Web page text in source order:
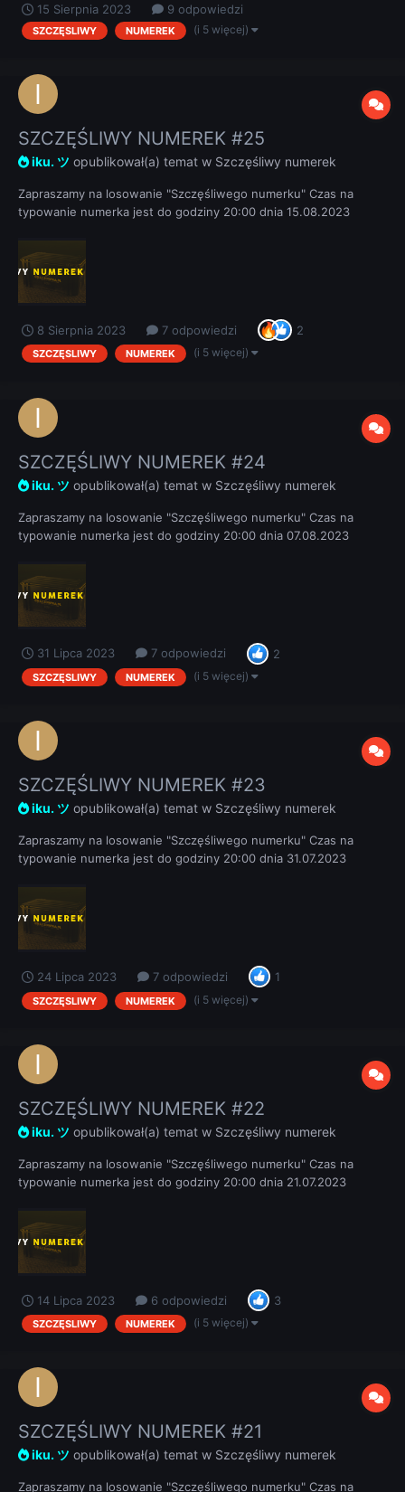
15 Sierpnia 2023 9 odpowiedzi
SZCZĘSLIWY NUMEREK (i 5 więcej)
SZCZĘŚLIWY NUMEREK #25
iku. ツ opublikował(a) temat w Szczęśliwy numerek
Zapraszamy na losowanie "Szczęśliwego numerku" Czas na
typowanie numerka jest do godziny 20:00 dnia 15.08.2023
8 Sierpnia 2023 7 odpowiedzi 2
SZCZĘSLIWY NUMEREK (i 5 więcej)
SZCZĘŚLIWY NUMEREK #24
iku. ツ opublikował(a) temat w Szczęśliwy numerek
Zapraszamy na losowanie "Szczęśliwego numerku" Czas na
typowanie numerka jest do godziny 20:00 dnia 07.08.2023
31 Lipca 2023 7 odpowiedzi 2
SZCZĘSLIWY NUMEREK (i 5 więcej)
SZCZĘŚLIWY NUMEREK #23
iku. ツ opublikował(a) temat w Szczęśliwy numerek
Zapraszamy na losowanie "Szczęśliwego numerku" Czas na
typowanie numerka jest do godziny 20:00 dnia 31.07.2023
24 Lipca 2023 7 odpowiedzi 1
SZCZĘSLIWY NUMEREK (i 5 więcej)
SZCZĘŚLIWY NUMEREK #22
iku. ツ opublikował(a) temat w Szczęśliwy numerek
Zapraszamy na losowanie "Szczęśliwego numerku" Czas na
typowanie numerka jest do godziny 20:00 dnia 21.07.2023
14 Lipca 2023 6 odpowiedzi 3
SZCZĘSLIWY NUMEREK (i 5 więcej)
SZCZĘŚLIWY NUMEREK #21
iku. ツ opublikował(a) temat w Szczęśliwy numerek
Zapraszamy na losowanie "Szczęśliwego numerku" Czas na